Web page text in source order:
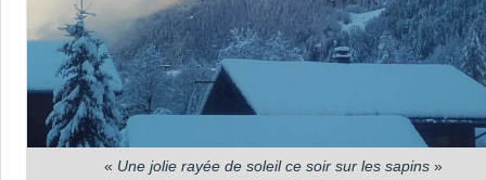
« Une jolie rayée de soleil ce soir sur les sapins»